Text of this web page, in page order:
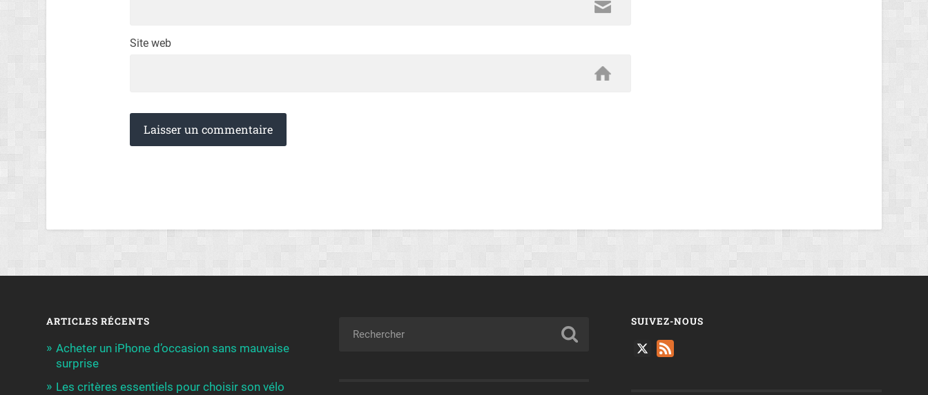
Site web
ARTICLES RÉCENTS
Acheter un iPhone d’occasion sans mauvaise
surprise
Les critères essentiels pour choisir son vélo
SUIVEZ-NOUS